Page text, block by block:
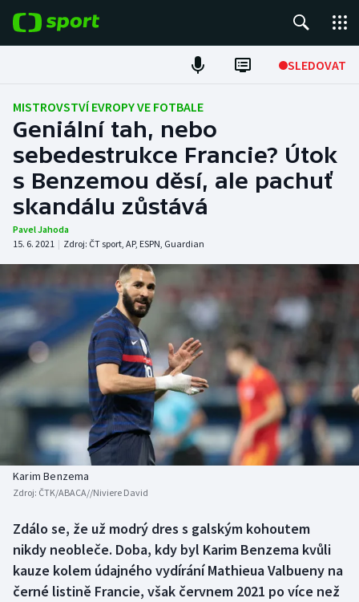
SLEDOVAT
Fotbal
Hokej
Tenis
Atletika
DALŠÍ SPORTY
Americký fotbal
Baseball a softbal
Basketbal
Biatlon
Boby a skeleton
Box
Curling
NEPŘEHLÉDNĚTE
Soutěže
Historické návraty
Aplikace ČT sport
AZ kvíz
MISTROVSTVÍ EVROPY VE FOTBALE
Geniální tah, nebo
sebedestrukce Francie? Útok
s Benzemou děsí, ale pachuť
skandálu zůstává
Pavel Jahoda
15. 6. 2021 | Zdroj: ČT sport, AP, ESPN, Guardian
Karim Benzema
Zdroj: ČTK/ABACA//Niviere David
Zdálo se, že už modrý dres s galským kohoutem
nikdy neobleče. Doba, kdy byl Karim Benzema kvůli
kauze kolem údajného vydírání Mathieua Valbueny na
černé listině Francie, však červnem 2021 po více než